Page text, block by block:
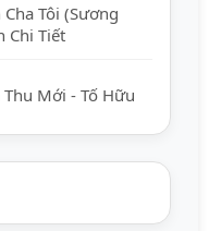
Tôi (Sương
Chi Tiết
Mới - Tố Hữu